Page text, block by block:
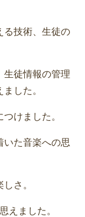
る技術、生徒の
徒情報の管理
した。
けました。
いた音楽への思
さ。
えました。